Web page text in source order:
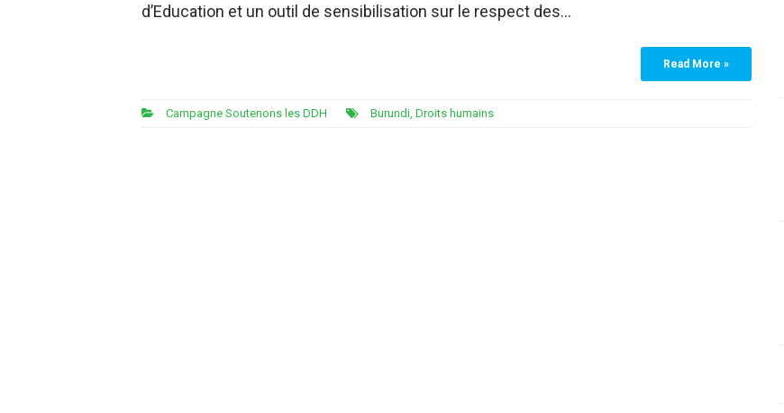
d’Education et un outil de sensibilisation sur le respect des…
Read More »
Campagne Soutenons les DDH Burundi, Droits humains